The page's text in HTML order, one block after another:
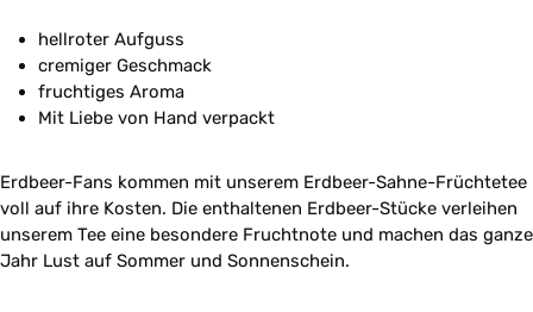
hellroter Aufguss
cremiger Geschmack
fruchtiges Aroma
Mit Liebe von Hand verpackt
Erdbeer-Fans kommen mit unserem Erdbeer-Sahne-Früchtetee
voll auf ihre Kosten. Die enthaltenen Erdbeer-Stücke verleihen
unserem Tee eine besondere Fruchtnote und machen das ganze
Jahr Lust auf Sommer und Sonnenschein.